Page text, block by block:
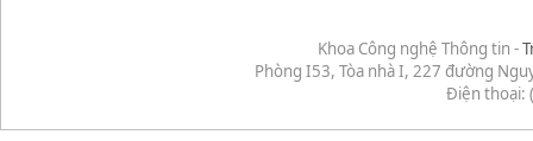
Khoa Công nghệ Thông tin -
Phòng I53, Tòa nhà I, 227 đường
Điện thoại: